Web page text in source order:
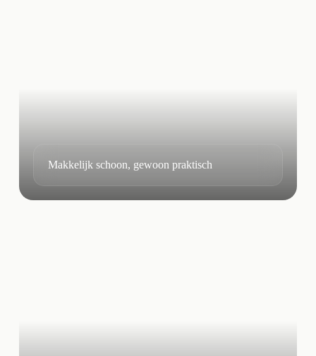
Makkelijk schoon, gewoon praktisch